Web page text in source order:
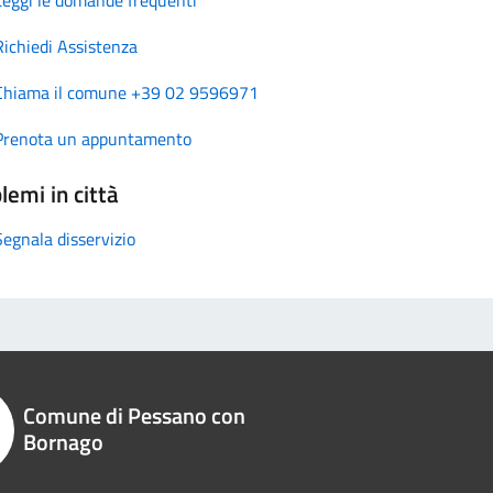
Assistenza
il comune +39 02 9596971
un appuntamento
in città
disservizio
Comune di Pessano con
Bornago